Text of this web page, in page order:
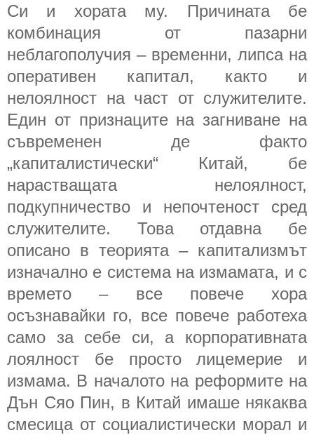
Си и хората му. Причината бе
комбинация от пазарни
неблагополучия – временни, липса на
оперативен капитал, както и
нелоялност на част от служителите.
Един от признаците на загниване на
съвременен де факто
„капиталистически“ Китай, бе
нарастващата нелоялност,
подкупничество и непочтеност сред
служителите. Това отдавна бе
описано в теорията – капитализмът
изначално е система на измамата, и с
времето – все повече хора
осъзнавайки го, все повече работеха
само за себе си, а корпоративната
лоялност бе просто лицемерие и
измама. В началото на реформите на
Дън Сяо Пин, в Китай имаше някаква
смесица от социалистически морал и